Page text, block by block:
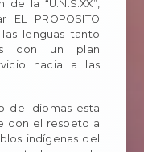
la “U.N.S.XX”,
PROPOSITO
las lenguas tanto
con un plan
hacia a las
de Idiomas esta
con el respeto a
indígenas del